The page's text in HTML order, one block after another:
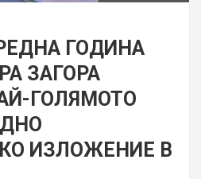
ГОДИНА
ЗАГОРА
ГОЛЯМОТО
ИЗЛОЖЕНИЕ В